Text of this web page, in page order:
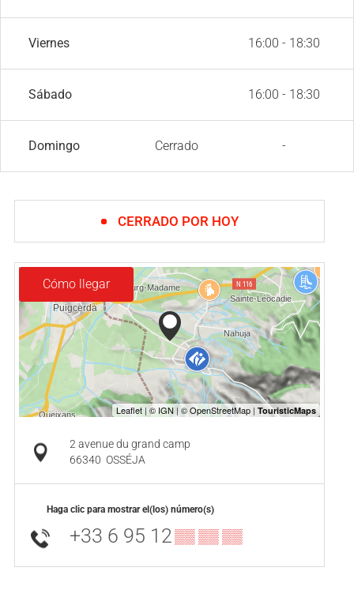
Viernes 16:00 - 18:30
Sábado 16:00 - 18:30
Domingo Cerrado -
CERRADO POR HOY
Cómo llegar
2 avenue du grand camp
66340 OSSÉJA
Haga clic para mostrar el(los) número(s)
+33 6 95 12▒▒ ▒▒ ▒▒